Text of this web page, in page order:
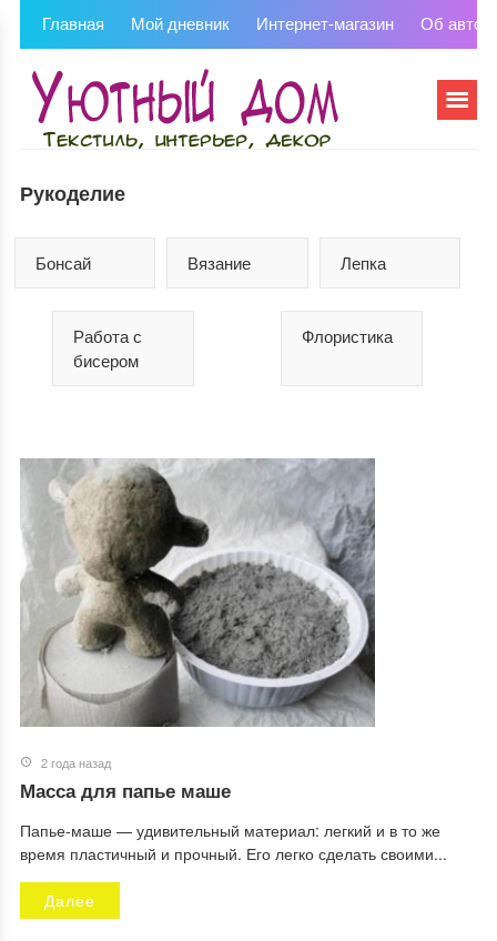
Главная Мой дневник Интернет-магазин Об
Рукоделие
Бонсай Вязание Лепка
Работа с
бисером
Флористика
2 года назад
Масса для папье маше
Папье-маше — удивительный материал: легкий и в то же
время пластичный и прочный. Его легко сделать своими...
Далее